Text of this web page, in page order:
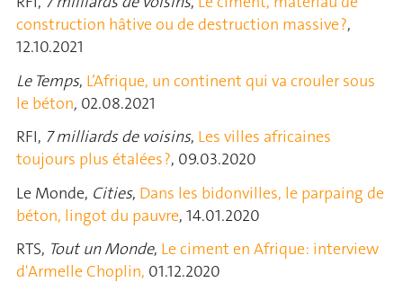
construction hâtive ou de destruction massive ?,
12.10.2021
Le Temps, L’Afrique, un continent qui va crouler sous
le béton, 02.08.2021
RFI, 7 milliards de voisins, Les villes africaines
toujours plus étalées ?, 09.03.2020
Le Monde, Cities, Dans les bidonvilles, le parpaing de
béton, lingot du pauvre, 14.01.2020
RTS, Tout un Monde, Le ciment en Afrique: interview
d'Armelle Choplin, 01.12.2020